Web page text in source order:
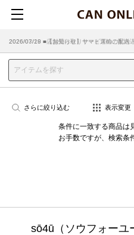
2026/07/29 ■【お知らせ】ヤマト運輸の配送
2026/03/18 ■店舗受け取りサービスのご案内
さらに絞り込む 表示変更
条件に一致する商品は
お手数ですが、検索条
sō4ū（ソウフォーユ